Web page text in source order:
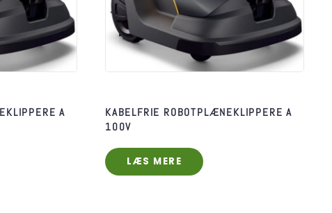
A
KABELFRIE ROBOTPLÆNEKLIPPERE A
100V
LÆS MERE